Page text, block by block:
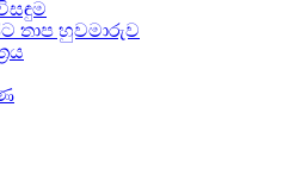
තාප හුවමාරුව